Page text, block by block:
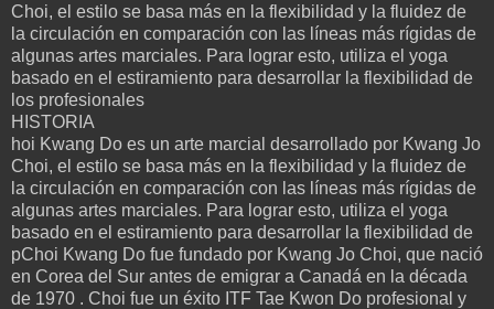
Choi, el estilo se basa más en la flexibilidad y la fluidez de
la circulación en comparación con las líneas más rígidas de
algunas artes marciales. Para lograr esto, utiliza el yoga
basado en el estiramiento para desarrollar la flexibilidad de
los profesionales
HISTORIA
hoi Kwang Do es un arte marcial desarrollado por Kwang Jo
Choi, el estilo se basa más en la flexibilidad y la fluidez de
la circulación en comparación con las líneas más rígidas de
algunas artes marciales. Para lograr esto, utiliza el yoga
basado en el estiramiento para desarrollar la flexibilidad de
pChoi Kwang Do fue fundado por Kwang Jo Choi, que nació
en Corea del Sur antes de emigrar a Canadá en la década
de 1970 . Choi fue un éxito ITF Tae Kwon Do profesional y